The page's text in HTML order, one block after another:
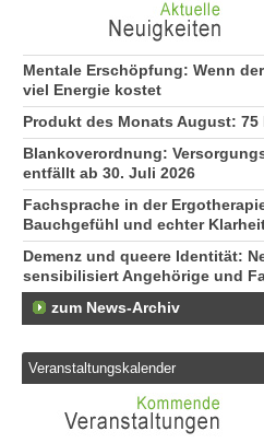
Mentale Erschöpfung: Wenn
viel Energie kostet
Produkt des Monats August:
Blankoverordnung:
entfällt ab 30. Juli 2026
Fachsprache in der
Bauchgefühl und echter
Demenz und queere Identität:
sensibilisiert Angehörige und
zum News-Archiv
Veranstaltungskalender